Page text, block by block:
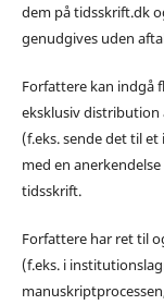
dem på tidsskrift.dk
genudgives uden
Forfattere kan indgå
eksklusiv
(f.eks. sende det til
med en
tidsskrift.
Forfattere har ret til
(f.eks. i